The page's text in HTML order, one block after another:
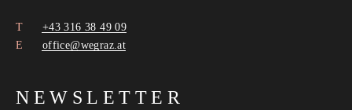
+43 316 38 49 09
office@wegraz.at
NEWSLETTER